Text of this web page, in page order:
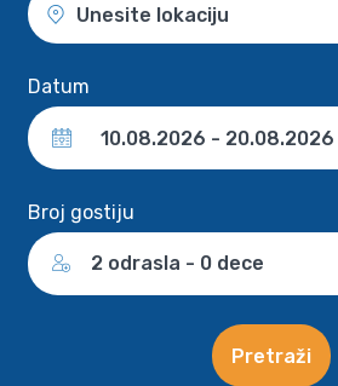
Unesite lokaciju
Datum
Broj gostiju
2 odrasla - 0 dece
Pretraži